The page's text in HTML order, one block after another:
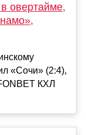
овертайме,
«Сочи» (2:4),
КХЛ